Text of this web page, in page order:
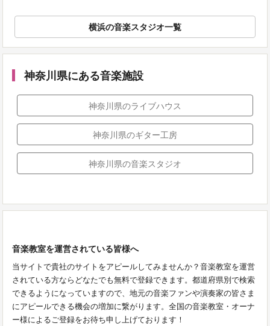
横浜の音楽スタジオ一覧
神奈川県にある音楽施設
神奈川県のライブハウス
神奈川県のギター工房
神奈川県の音楽スタジオ
音楽教室を運営されている皆様へ
当サイトで貴社のサイトをアピールしてみませんか？音楽教室を運営
されている方ならどなたでも無料で登録できます。都道府県別で検索
できるようになっていますので、地元の音楽ファンや演奏家の皆さま
にアピールできる機会の増加に繋がります。全国の音楽教室・オーナ
ー様によるご登録をお待ち申し上げております！